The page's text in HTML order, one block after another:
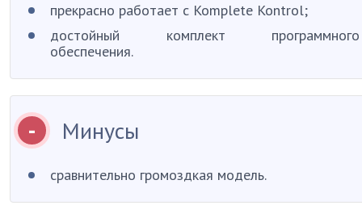
прекрасно работает с Komplete Kontrol;
достойный комплект программного
обеспечения.
Минусы
сравнительно громоздкая модель.